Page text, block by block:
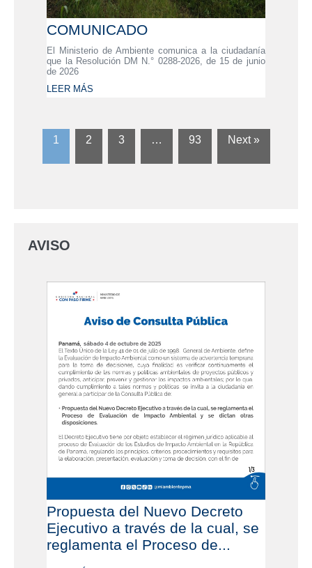
COMUNICADO
El Ministerio de Ambiente comunica a la ciudadanía
que la Resolución DM N.° 0288-2026, de 15 de junio
de 2026
LEER MÁS
1 2 3 … 93 Next »
AVISO
Propuesta del Nuevo Decreto
Ejecutivo a través de la cual, se
reglamenta el Proceso de...